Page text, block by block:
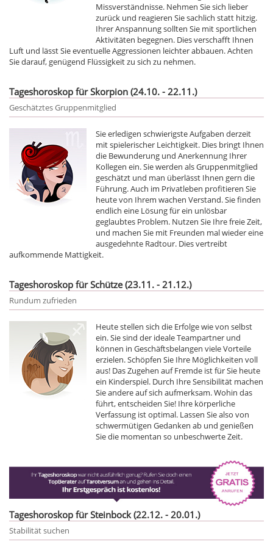
Missverständnisse. Nehmen Sie sich lieber
zurück und reagieren Sie sachlich statt hitzig.
Ihrer Anspannung sollten Sie mit sportlichen
Aktivitäten begegnen. Dies verschafft Ihnen
Luft und lässt Sie eventuelle Aggressionen leichter abbauen. Achten
Sie darauf, genügend Flüssigkeit zu sich zu nehmen.
Tageshoroskop für Skorpion (24.10. - 22.11.)
Geschätztes Gruppenmitglied
Sie erledigen schwierigste Aufgaben derzeit
mit spielerischer Leichtigkeit. Dies bringt Ihnen
die Bewunderung und Anerkennung Ihrer
Kollegen ein. Sie werden als Gruppenmitglied
geschätzt und man überlässt Ihnen gern die
Führung. Auch im Privatleben profitieren Sie
heute von Ihrem wachen Verstand. Sie finden
endlich eine Lösung für ein unlösbar
geglaubtes Problem. Nutzen Sie Ihre freie Zeit,
und machen Sie mit Freunden mal wieder eine
ausgedehnte Radtour. Dies vertreibt
aufkommende Mattigkeit.
Tageshoroskop für Schütze (23.11. - 21.12.)
Rundum zufrieden
Heute stellen sich die Erfolge wie von selbst
ein. Sie sind der ideale Teampartner und
können in Geschäftsbelangen viele Vorteile
erzielen. Schöpfen Sie Ihre Möglichkeiten voll
aus! Das Zugehen auf Fremde ist für Sie heute
ein Kinderspiel. Durch Ihre Sensibilität machen
Sie andere auf sich aufmerksam. Wohin das
führt, entscheiden Sie! Ihre körperliche
Verfassung ist optimal. Lassen Sie also von
schwermütigen Gedanken ab und genießen
Sie die momentan so unbeschwerte Zeit.
Tageshoroskop für Steinbock (22.12. - 20.01.)
Stabilität suchen